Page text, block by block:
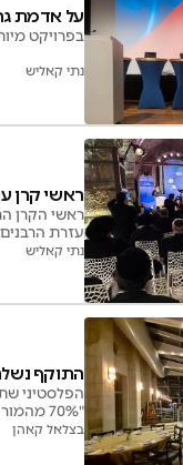
על אדמת
בפרויקט
נתי קאליש
ראשי קרן
ראשי הקרן
עזרת
נתי קאליש
התוקף
הפלסטיני
"70% מהמורים חוו אנטישמיות. מסתכלים עלינו כמו בני אדם אחרים". צפו
בצלאל קאהן